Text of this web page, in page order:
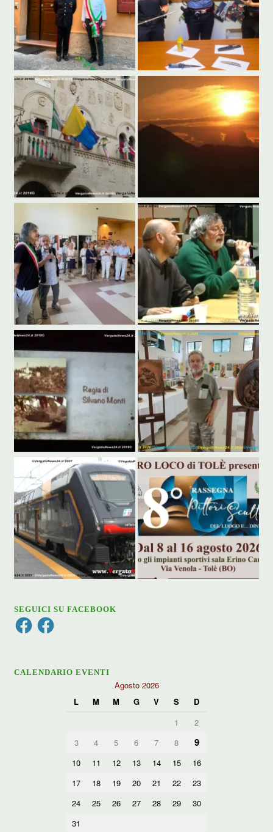
SEGUICI SU FACEBOOK
FacebookFacebook
CALENDARIO EVENTI
Agosto 2026
L
M M G V S
D
1
2
3
4 5 6 7 8 9
10 11 12 13 14 15
16
17
18 19 20 21 22
23
24
25 26 27 28 29
30
31